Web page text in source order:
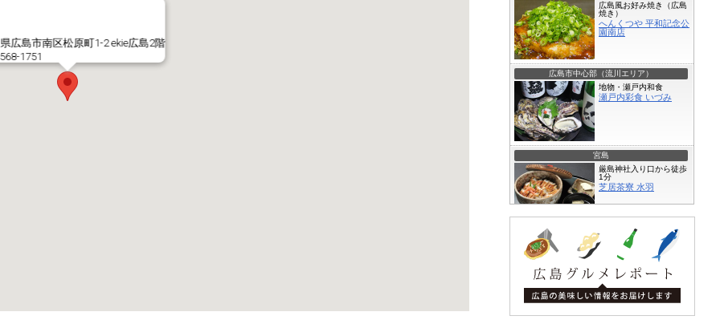
広島市南区松原町1-2 ekie広島2階
1751
広島風お好み焼き（広島
焼き）
へんくつや 平和記念公
園南店
広島市中心部（流川エリア）
地物・瀬戸内和食
瀬戸内彩食 いづみ
宮島
厳島神社入り口から徒歩
1分
芝居茶寮 水羽
宮島
宮島桟橋から徒歩約7分
牡蠣屋